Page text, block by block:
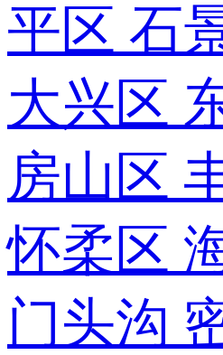
平区 石
大兴区
房山区
怀柔区
门头沟